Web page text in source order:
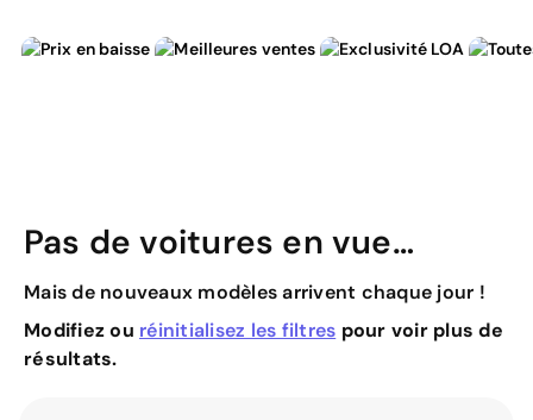
Pas de voitures en vue…
Mais de nouveaux modèles arrivent chaque jour !
Modifiez ou réinitialisez les filtres pour voir plus de
résultats.